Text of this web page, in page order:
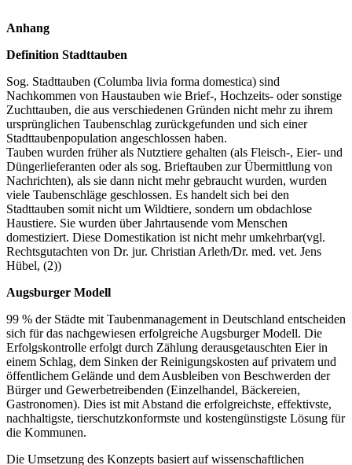
Anhang
Definition Stadttauben
Sog. Stadttauben (Columba livia forma domestica) sind
Nachkommen von Haustauben wie Brief-, Hochzeits- oder sonstige
Zuchttauben, die aus verschiedenen Gründen nicht mehr zu ihrem
ursprünglichen Taubenschlag zurückgefunden und sich einer
Stadttaubenpopulation angeschlossen haben.
Tauben wurden früher als Nutztiere gehalten (als Fleisch-, Eier- und
Düngerlieferanten oder als sog. Brieftauben zur Übermittlung von
Nachrichten), als sie dann nicht mehr gebraucht wurden, wurden
viele Taubenschläge geschlossen. Es handelt sich bei den
Stadttauben somit nicht um Wildtiere, sondern um obdachlose
Haustiere. Sie wurden über Jahrtausende vom Menschen
domestiziert. Diese Domestikation ist nicht mehr umkehrbar(vgl.
Rechtsgutachten von Dr. jur. Christian Arleth/Dr. med. vet. Jens
Hübel, (2))
Augsburger Modell
99 % der Städte mit Taubenmanagement in Deutschland entscheiden
sich für das nachgewiesen erfolgreiche Augsburger Modell. Die
Erfolgskontrolle erfolgt durch Zählung derausgetauschten Eier in
einem Schlag, dem Sinken der Reinigungskosten auf privatem und
öffentlichem Gelände und dem Ausbleiben von Beschwerden der
Bürger und Gewerbetreibenden (Einzelhandel, Bäckereien,
Gastronomen). Dies ist mit Abstand die erfolgreichste, effektivste,
nachhaltigste, tierschutzkonformste und kostengünstigste Lösung für
die Kommunen.
Die Umsetzung des Konzepts basiert auf wissenschaftlichen